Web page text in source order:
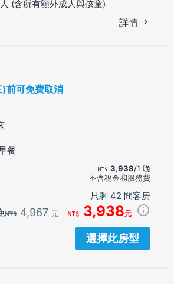
(含所有額外成人與孩童)
詳情
前可免費取消
餐
3,938/1 晚
不含稅金和服務費
只剩 42 間客房
4,967元 3,938元
選擇此房型